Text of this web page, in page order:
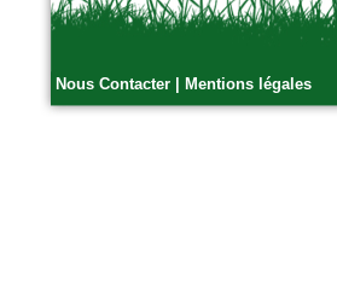
Nous Contacter | Mentions légales